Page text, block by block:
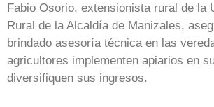
Fabio Osorio, extensionista rural de la
Rural de la Alcaldía de Manizales,
brindado asesoría técnica en las
agricultores implementen apiarios en
diversifiquen sus ingresos.